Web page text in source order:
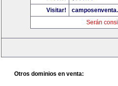
Visitar!
Serán
Otros dominios en venta: